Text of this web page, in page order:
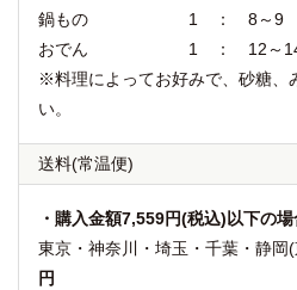
鍋もの 1 ： 8～9
おでん 1 ： 12～
※料理によってお好みで、砂糖、
い。
送料(常温便)
・購入金額7,559円(税込)以下の場
東京・神奈川・埼玉・千葉・静岡
円